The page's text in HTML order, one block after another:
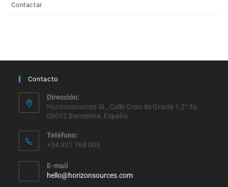
Contactar
Contacto
Dirección:
Horizonsources SL, Calle Gran de Gracia 1 2° 3a,
08012 Barcelona, España
Teléfono:
+34 931 768 008
E-mail
hello@horizonsources.com